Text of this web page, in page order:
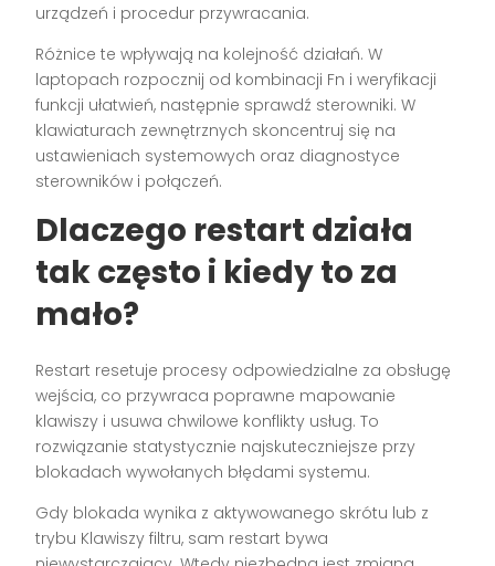
urządzeń i procedur przywracania.
Różnice te wpływają na kolejność działań. W
laptopach rozpocznij od kombinacji Fn i weryfikacji
funkcji ułatwień, następnie sprawdź sterowniki. W
klawiaturach zewnętrznych skoncentruj się na
ustawieniach systemowych oraz diagnostyce
sterowników i połączeń.
Dlaczego restart działa
tak często i kiedy to za
mało?
Restart resetuje procesy odpowiedzialne za obsługę
wejścia, co przywraca poprawne mapowanie
klawiszy i usuwa chwilowe konflikty usług. To
rozwiązanie statystycznie najskuteczniejsze przy
blokadach wywołanych błędami systemu.
Gdy blokada wynika z aktywowanego skrótu lub z
trybu Klawiszy filtru, sam restart bywa